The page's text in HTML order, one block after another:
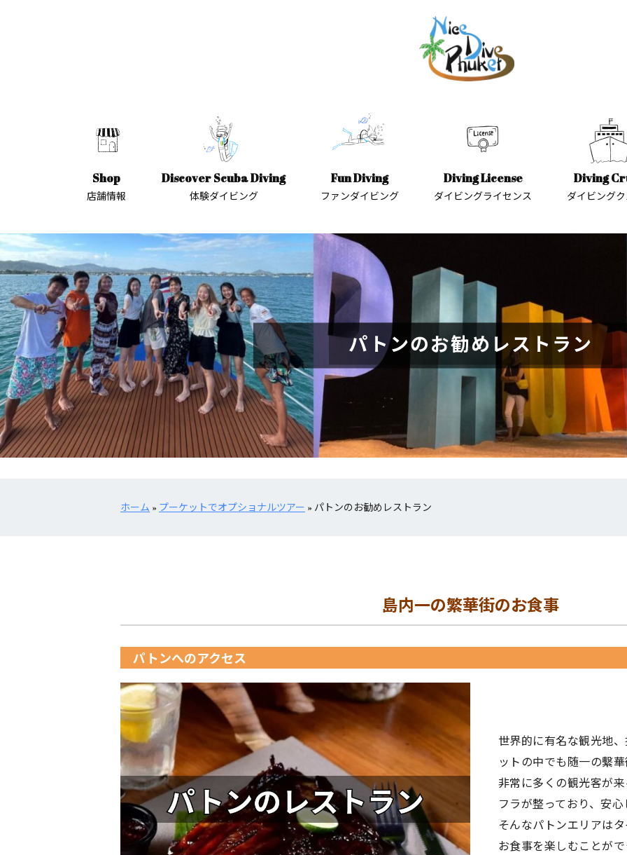
Shop
店舗情報
Discover Scuba Diving
体験ダイビング
Fun Diving
ファンダイビング
Diving License
ダイビングライセンス
Diving
ダイビング
パトンのお勧めレストラン
ホーム » プーケットでオプショナルツアー » パトンのお勧めレストラン
島内一の繁華街のお食事
パトンへのアクセス
世界的に有名な観光地
ットの中でも随一の繫
非常に多くの観光客が
フラが整っており、安
そんなパトンエリアは
お食事を楽しむことが